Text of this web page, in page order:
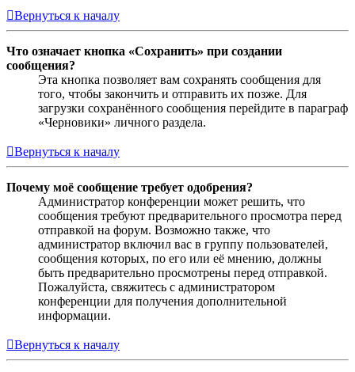
Вернуться к началу
Что означает кнопка «Сохранить» при создании
сообщения?
Эта кнопка позволяет вам сохранять сообщения для
того, чтобы закончить и отправить их позже. Для
загрузки сохранённого сообщения перейдите в параграф
«Черновики» личного раздела.
Вернуться к началу
Почему моё сообщение требует одобрения?
Администратор конференции может решить, что
сообщения требуют предварительного просмотра перед
отправкой на форум. Возможно также, что
администратор включил вас в группу пользователей,
сообщения которых, по его или её мнению, должны
быть предварительно просмотрены перед отправкой.
Пожалуйста, свяжитесь с администратором
конференции для получения дополнительной
информации.
Вернуться к началу